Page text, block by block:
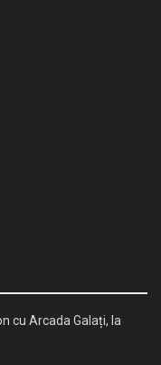
cu Arcada Galați, la